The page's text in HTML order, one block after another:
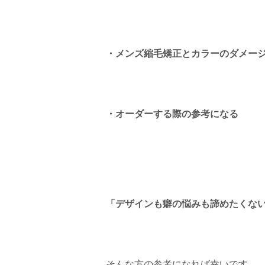
・メンズ縮毛矯正とカラーのダメー
・オーダーする際の参考になる
「デザインも癖の悩みも諦めたくな